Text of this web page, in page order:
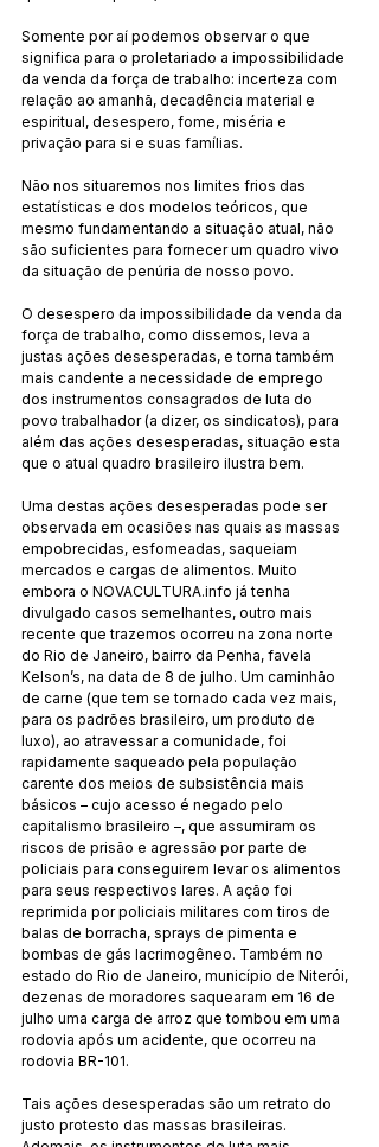
Somente por aí podemos observar o que
significa para o proletariado a impossibilidade
da venda da força de trabalho: incerteza com
relação ao amanhã, decadência material e
espiritual, desespero, fome, miséria e
privação para si e suas famílias.
Não nos situaremos nos limites frios das
estatísticas e dos modelos teóricos, que
mesmo fundamentando a situação atual, não
são suficientes para fornecer um quadro vivo
da situação de penúria de nosso povo.
O desespero da impossibilidade da venda da
força de trabalho, como dissemos, leva a
justas ações desesperadas, e torna também
mais candente a necessidade de emprego
dos instrumentos consagrados de luta do
povo trabalhador (a dizer, os sindicatos), para
além das ações desesperadas, situação esta
que o atual quadro brasileiro ilustra bem.
Uma destas ações desesperadas pode ser
observada em ocasiões nas quais as massas
empobrecidas, esfomeadas, saqueiam
mercados e cargas de alimentos. Muito
embora o NOVACULTURA.info já tenha
divulgado casos semelhantes, outro mais
recente que trazemos ocorreu na zona norte
do Rio de Janeiro, bairro da Penha, favela
Kelson’s, na data de 8 de julho. Um caminhão
de carne (que tem se tornado cada vez mais,
para os padrões brasileiro, um produto de
luxo), ao atravessar a comunidade, foi
rapidamente saqueado pela população
carente dos meios de subsistência mais
básicos – cujo acesso é negado pelo
capitalismo brasileiro –, que assumiram os
riscos de prisão e agressão por parte de
policiais para conseguirem levar os alimentos
para seus respectivos lares. A ação foi
reprimida por policiais militares com tiros de
balas de borracha, sprays de pimenta e
bombas de gás lacrimogêneo. Também no
estado do Rio de Janeiro, município de Niterói,
dezenas de moradores saquearam em 16 de
julho uma carga de arroz que tombou em uma
rodovia após um acidente, que ocorreu na
rodovia BR-101.
Tais ações desesperadas são um retrato do
justo protesto das massas brasileiras.